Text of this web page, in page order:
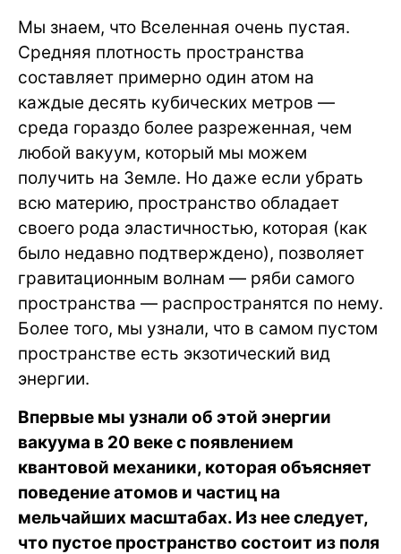
Мы знаем, что Вселенная очень пустая.
Средняя плотность пространства
составляет примерно один атом на
каждые десять кубических метров —
среда гораздо более разреженная, чем
любой вакуум, который мы можем
получить на Земле. Но даже если убрать
всю материю, пространство обладает
своего рода эластичностью, которая (как
было недавно подтверждено), позволяет
гравитационным волнам — ряби самого
пространства — распространятся по нему.
Более того, мы узнали, что в самом пустом
пространстве есть экзотический вид
энергии.
Впервые мы узнали об этой энергии
вакуума в 20 веке с появлением
квантовой механики, которая объясняет
поведение атомов и частиц на
мельчайших масштабах. Из нее следует,
что пустое пространство состоит из поля